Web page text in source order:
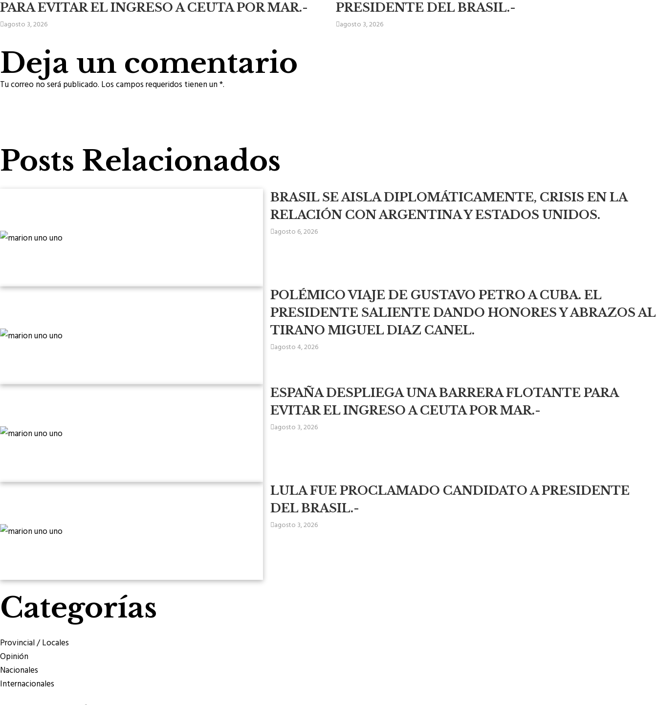
PARA EVITAR EL INGRESO A CEUTA POR MAR.-
agosto 3, 2026
PRESIDENTE DEL BRASIL.-
agosto 3, 2026
Deja un comentario
Tu correo no será publicado. Los campos requeridos tienen un *.
Posts Relacionados
BRASIL SE AISLA DIPLOMÁTICAMENTE, CRISIS EN LA
RELACIÓN CON ARGENTINA Y ESTADOS UNIDOS.
agosto 6, 2026
POLÉMICO VIAJE DE GUSTAVO PETRO A CUBA. EL
PRESIDENTE SALIENTE DANDO HONORES Y ABRAZOS AL
TIRANO MIGUEL DIAZ CANEL.
agosto 4, 2026
ESPAÑA DESPLIEGA UNA BARRERA FLOTANTE PARA
EVITAR EL INGRESO A CEUTA POR MAR.-
agosto 3, 2026
LULA FUE PROCLAMADO CANDIDATO A PRESIDENTE
DEL BRASIL.-
agosto 3, 2026
Categorías
Provincial / Locales
Opinión
Nacionales
Internacionales